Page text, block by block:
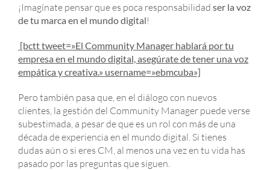
¡Imagínate pensar que es poca responsabilidad ser la voz
de tu marca en el mundo digital!
[bctt tweet=»El Community Manager hablará por tu
empresa en el mundo digital, asegúrate de tener una voz
empática y creativa.» username=»ebmcuba»]
Pero también pasa que, en el diálogo con nuevos
clientes, la gestión del Community Manager puede verse
subestimada, a pesar de que es un rol con más de una
década de experiencia en el mundo digital. Si tienes
dudas aún o si eres CM, al menos una vez en tu vida has
pasado por las preguntas que siguen.